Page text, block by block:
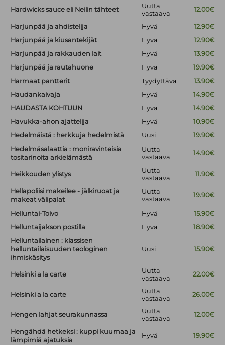
Hardwicks sauce eli Neilin tähteet
Uutta
vastaava
12.00€
Harjunpää ja ahdistelija Hyvä
12.90€
Harjunpää ja kiusantekijät
Hyvä
12.90€
Harjunpää ja rakkauden lait
Hyvä
13.90€
Harjunpää ja rautahuone
Hyvä
19.90€
Harmaat pantterit
Tyydyttävä
13.90€
Haudankaivaja
Hyvä
14.90€
HAUDASTA KOHTUUN
Hyvä
14.90€
Havukka-ahon ajattelija
Hyvä
10.90€
Hedelmäistä : herkkuja hedelmistä
Uusi
19.90€
Hedelmäsalaattia : moniravinteisia
tositarinoita arkielämästä
Uutta
vastaava
14.90€
Heikkouden ylistys
Uutta
vastaava
11.90€
Hellapoliisi makeilee - jälkiruoat ja
makeat välipalat
Uutta
vastaava
19.90€
Helluntai-Toivo Hyvä
15.90€
Helluntaijakson postilla
Hyvä
18.90€
Helluntailainen : klassisen
helluntailaisuuden teologinen
ihmiskäsitys
Uusi 15.90€
Helsinki a la carte
Uutta
vastaava
22.00€
Helsinki a la carte
Uutta
vastaava
26.00€
Hengen lahjat seurakunnassa
Uutta
vastaava
12.00€
Hengähdä hetkeksi : kuppi kuumaa ja
lämpimiä ajatuksia
Hyvä 19.90€